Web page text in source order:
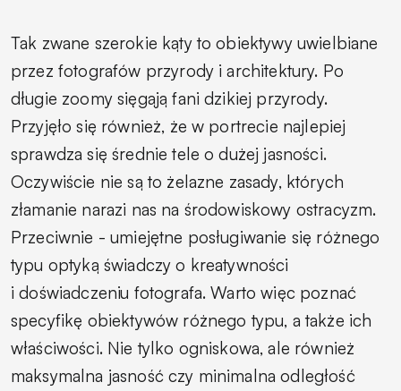
Tak zwane szerokie kąty to obiektywy uwielbiane
przez fotografów przyrody i architektury. Po
długie zoomy sięgąją fani dzikiej przyrody.
Przyjęło się również, że w portrecie najlepiej
sprawdza się średnie tele o dużej jasności.
Oczywiście nie są to żelazne zasady, których
złamanie narazi nas na środowiskowy ostracyzm.
Przeciwnie - umiejętne posługiwanie się różnego
typu optyką świadczy o kreatywności
i doświadczeniu fotografa. Warto więc poznać
specyfikę obiektywów różnego typu, a także ich
właściwości. Nie tylko ogniskowa, ale również
maksymalna jasność czy minimalna odległość